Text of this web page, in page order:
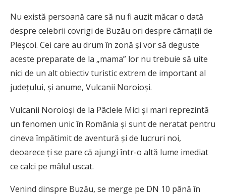
Nu există persoană care să nu fi auzit măcar o dată
despre celebrii covrigi de Buzău ori despre cârnații de
Pleșcoi. Cei care au drum în zonă și vor să deguste
aceste preparate de la „mama” lor nu trebuie să uite
nici de un alt obiectiv turistic extrem de important al
județului, și anume, Vulcanii Noroioși.
Vulcanii Noroioşi de la Pâclele Mici şi mari reprezintă
un fenomen unic în România și sunt de neratat pentru
cineva împătimit de aventură și de lucruri noi,
deoarece ți se pare că ajungi într-o altă lume imediat
ce calci pe mâlul uscat.
Venind dinspre Buzău, se merge pe DN 10 până în